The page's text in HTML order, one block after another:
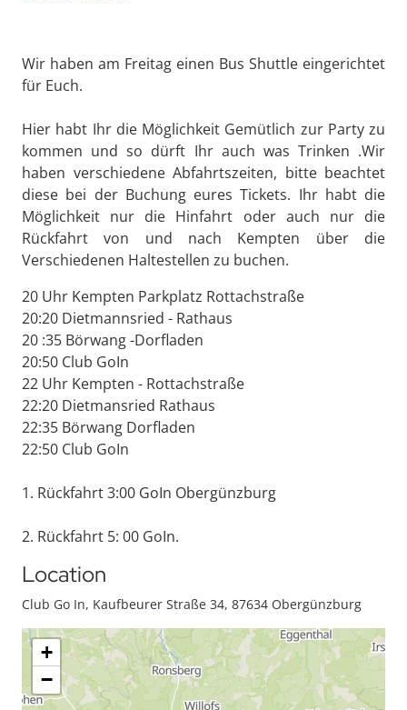
Wir haben am Freitag einen Bus Shuttle eingerichtet
für Euch.
Hier habt Ihr die Möglichkeit Gemütlich zur Party zu
kommen und so dürft Ihr auch was Trinken .Wir
haben verschiedene Abfahrtszeiten, bitte beachtet
diese bei der Buchung eures Tickets. Ihr habt die
Möglichkeit nur die Hinfahrt oder auch nur die
Rückfahrt von und nach Kempten über die
Verschiedenen Haltestellen zu buchen.
20 Uhr Kempten Parkplatz Rottachstraße
20:20 Dietmannsried - Rathaus
20 :35 Börwang -Dorfladen
20:50 Club GoIn
22 Uhr Kempten - Rottachstraße
22:20 Dietmansried Rathaus
22:35 Börwang Dorfladen
22:50 Club GoIn
1. Rückfahrt 3:00 GoIn Obergünzburg
2. Rückfahrt 5: 00 GoIn.
Location
Club Go In, Kaufbeurer Straße 34, 87634 Obergünzburg
+
−